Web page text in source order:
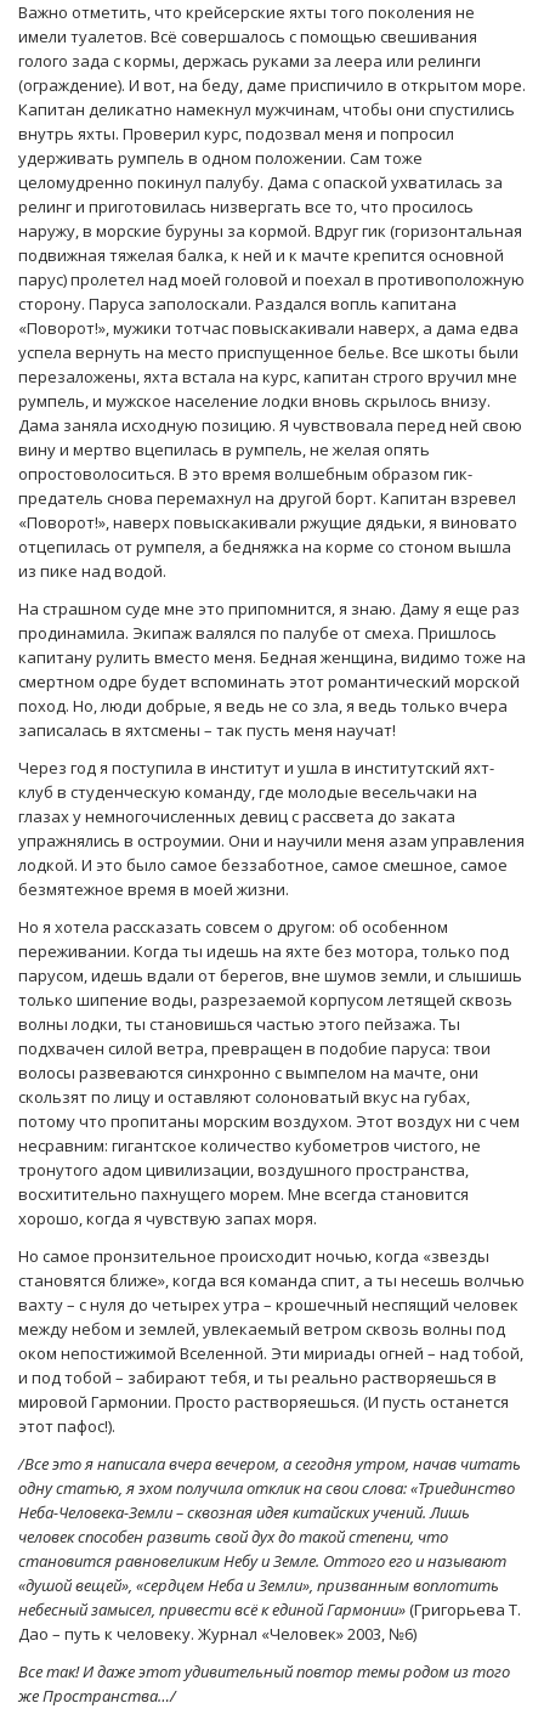
Важно отметить, что крейсерские яхты того поколения не
имели туалетов. Всё совершалось с помощью свешивания
голого зада с кормы, держась руками за леера или релинги
(ограждение). И вот, на беду, даме приспичило в открытом море.
Капитан деликатно намекнул мужчинам, чтобы они спустились
внутрь яхты. Проверил курс, подозвал меня и попросил
удерживать румпель в одном положении. Сам тоже
целомудренно покинул палубу. Дама с опаской ухватилась за
релинг и приготовилась низвергать все то, что просилось
наружу, в морские буруны за кормой. Вдруг гик (горизонтальная
подвижная тяжелая балка, к ней и к мачте крепится основной
парус) пролетел над моей головой и поехал в противоположную
сторону. Паруса заполоскали. Раздался вопль капитана
«Поворот!», мужики тотчас повыскакивали наверх, а дама едва
успела вернуть на место приспущенное белье. Все шкоты были
перезаложены, яхта встала на курс, капитан строго вручил мне
румпель, и мужское население лодки вновь скрылось внизу.
Дама заняла исходную позицию. Я чувствовала перед ней свою
вину и мертво вцепилась в румпель, не желая опять
опростоволоситься. В это время волшебным образом гик-
предатель снова перемахнул на другой борт. Капитан взревел
«Поворот!», наверх повыскакивали ржущие дядьки, я виновато
отцепилась от румпеля, а бедняжка на корме со стоном вышла
из пике над водой.
На страшном суде мне это припомнится, я знаю. Даму я еще раз
продинамила. Экипаж валялся по палубе от смеха. Пришлось
капитану рулить вместо меня. Бедная женщина, видимо тоже на
смертном одре будет вспоминать этот романтический морской
поход. Но, люди добрые, я ведь не со зла, я ведь только вчера
записалась в яхтсмены – так пусть меня научат!
Через год я поступила в институт и ушла в институтский яхт-
клуб в студенческую команду, где молодые весельчаки на
глазах у немногочисленных девиц с рассвета до заката
упражнялись в остроумии. Они и научили меня азам управления
лодкой. И это было самое беззаботное, самое смешное, самое
безмятежное время в моей жизни.
Но я хотела рассказать совсем о другом: об особенном
переживании. Когда ты идешь на яхте без мотора, только под
парусом, идешь вдали от берегов, вне шумов земли, и слышишь
только шипение воды, разрезаемой корпусом летящей сквозь
волны лодки, ты становишься частью этого пейзажа. Ты
подхвачен силой ветра, превращен в подобие паруса: твои
волосы развеваются синхронно с вымпелом на мачте, они
скользят по лицу и оставляют солоноватый вкус на губах,
потому что пропитаны морским воздухом. Этот воздух ни с чем
несравним: гигантское количество кубометров чистого, не
тронутого адом цивилизации, воздушного пространства,
восхитительно пахнущего морем. Мне всегда становится
хорошо, когда я чувствую запах моря.
Но самое пронзительное происходит ночью, когда «звезды
становятся ближе», когда вся команда спит, а ты несешь волчью
вахту – с нуля до четырех утра – крошечный неспящий человек
между небом и землей, увлекаемый ветром сквозь волны под
оком непостижимой Вселенной. Эти мириады огней – над тобой,
и под тобой – забирают тебя, и ты реально растворяешься в
мировой Гармонии. Просто растворяешься. (И пусть останется
этот пафос!).
/Все это я написала вчера вечером, а сегодня утром, начав читать
одну статью, я эхом получила отклик на свои слова: «Триединство
Неба-Человека-Земли – сквозная идея китайских учений. Лишь
человек способен развить свой дух до такой степени, что
становится равновеликим Небу и Земле. Оттого его и называют
«душой вещей», «сердцем Неба и Земли», призванным воплотить
небесный замысел, привести всё к единой Гармонии»(Григорьева Т.
Дао – путь к человеку. Журнал «Человек» 2003, №6)
Все так! И даже этот удивительный повтор темы родом из того
же Пространства…/